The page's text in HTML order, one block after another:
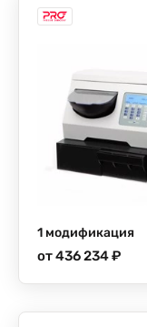
1 модификация
от 436 234 ₽